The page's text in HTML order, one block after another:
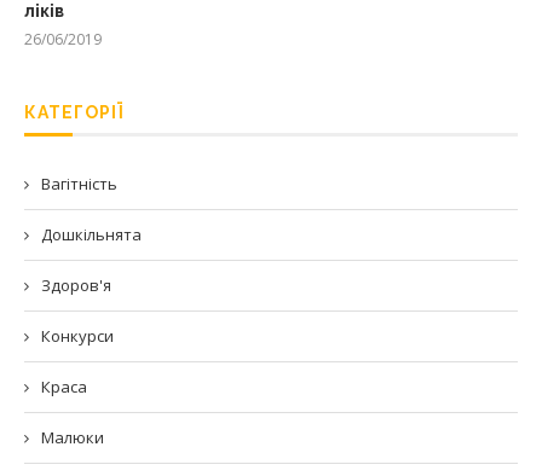
ліків
26/06/2019
КАТЕГОРІЇ
Вагітність
Дошкільнята
Здоров'я
Конкурси
Краса
Малюки